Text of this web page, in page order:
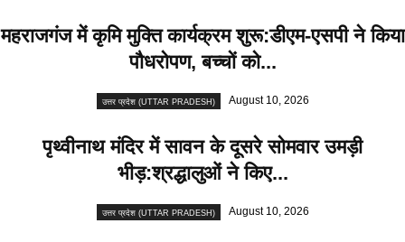
महराजगंज में कृमि मुक्ति कार्यक्रम शुरू:डीएम-एसपी ने किया
पौधरोपण, बच्चों को...
उत्तर प्रदेश (UTTAR PRADESH) August 10, 2026
पृथ्वीनाथ मंदिर में सावन के दूसरे सोमवार उमड़ी
भीड़:श्रद्धालुओं ने किए...
उत्तर प्रदेश (UTTAR PRADESH) August 10, 2026